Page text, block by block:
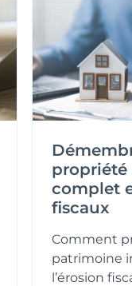
propriété
complet
fiscaux
Comment
patrimoine
l’érosion